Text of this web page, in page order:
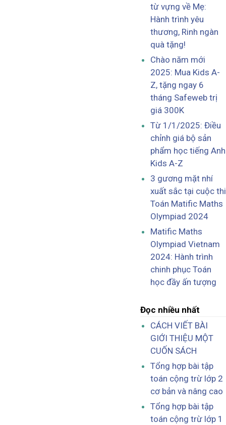
từ vựng về Mẹ:
Hành trình yêu
thương, Rinh ngàn
quà tặng!
Chào năm mới
2025: Mua Kids A-
Z, tặng ngay 6
tháng Safeweb trị
giá 300K
Từ 1/1/2025: Điều
chỉnh giá bộ sản
phẩm học tiếng Anh
Kids A-Z
3 gương mặt nhí
xuất sắc tại cuộc thi
Toán Matific Maths
Olympiad 2024
Matific Maths
Olympiad Vietnam
2024: Hành trình
chinh phục Toán
học đầy ấn tượng
Đọc nhiều nhất
CÁCH VIẾT BÀI
GIỚI THIỆU MỘT
CUỐN SÁCH
Tổng hợp bài tập
toán cộng trừ lớp 2
cơ bản và nâng cao
Tổng hợp bài tập
toán cộng trừ lớp 1